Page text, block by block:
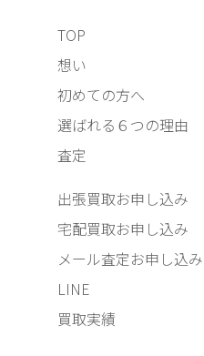
TOP
想い
初めての方へ
選ばれる６つの理由
査定
出張買取お申し込み
宅配買取お申し込み
メール査定お申し込み
LINE
買取実績